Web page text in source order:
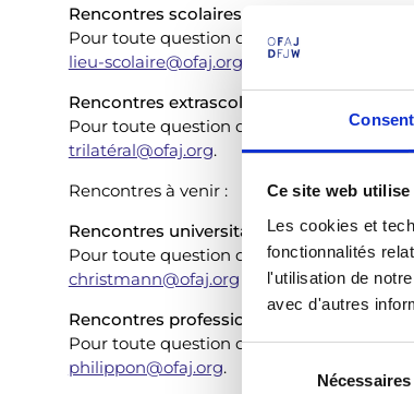
Ce site web
Les cookies et
fonctionnalités
l'utilisation de
avec d'autres
S
Nécessaires
Rencontres scolaires trilatérales
Pour toute question ou information
lieu-scolaire@ofaj.org
Rencontres extrascolaires trilatérales
Pour toute question ou information
trilatéral@ofaj.org.
Rencontres à venir :
Rencontres universitaires trilatérales
Pour toute question ou information
christmann@ofaj.org
Rencontres professionnelles trilatérales
Pour toute question ou information
philippon@ofaj.org.